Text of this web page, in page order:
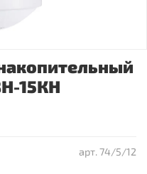
арт.74/5/12
15КН